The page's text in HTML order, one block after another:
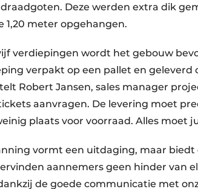
Deze werden extra dik
1,20 meter opgehangen.
verdiepingen wordt het gebouw
verpakt op een pallet en
Robert Jansen, sales manager
aanvragen. De levering moet
plaats voor voorraad. Alles moet
vormt een uitdaging, maar biedt
aannemers geen hinder van
de goede communicatie met